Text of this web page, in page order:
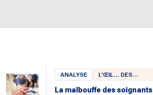
ANALYSE
L'ŒIL… DES
CHERCHEURS
La malbouffe des soignants